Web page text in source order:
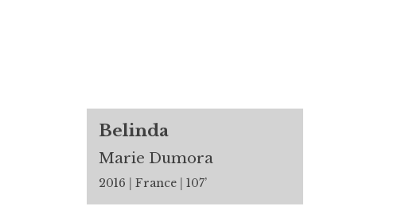
Belinda
Marie Dumora
2016 France 107’